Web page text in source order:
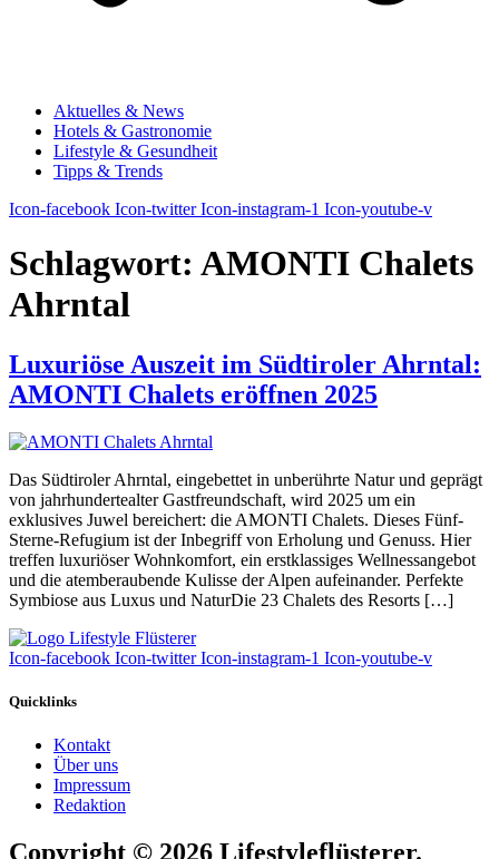
Aktuelles & News
Hotels & Gastronomie
Lifestyle & Gesundheit
Tipps & Trends
Icon-facebook Icon-twitter Icon-instagram-1 Icon-youtube-v
Schlagwort: AMONTI Chalets
Ahrntal
Luxuriöse Auszeit im Südtiroler Ahrntal:
AMONTI Chalets eröffnen 2025
Das Südtiroler Ahrntal, eingebettet in unberührte Natur und geprägt
von jahrhundertealter Gastfreundschaft, wird 2025 um ein
exklusives Juwel bereichert: die AMONTI Chalets. Dieses Fünf-
Sterne-Refugium ist der Inbegriff von Erholung und Genuss. Hier
treffen luxuriöser Wohnkomfort, ein erstklassiges Wellnessangebot
und die atemberaubende Kulisse der Alpen aufeinander. Perfekte
Symbiose aus Luxus und NaturDie 23 Chalets des Resorts […]
Icon-facebook Icon-twitter Icon-instagram-1 Icon-youtube-v
Quicklinks
Kontakt
Über uns
Impressum
Redaktion
Copyright © 2026 Lifestyleflüsterer.